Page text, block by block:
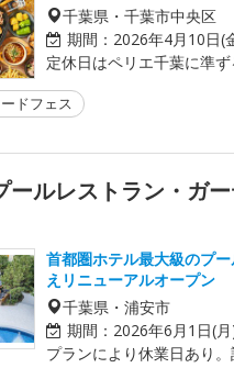
千葉県・千葉市中央区
期間： 2026年4月10日(
定休日はペリエ千葉に準ず
ドフェス
ールレストラン・ガ
首都圏ホテル最大級のプ
えリニューアルオープン
千葉県・浦安市
期間： 2026年6月1日(
プランにより休業日あり